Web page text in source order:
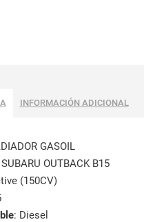
INFORMACIÓN ADICIONAL
GASOIL
OUTBACK B15
(150CV)
: Diesel